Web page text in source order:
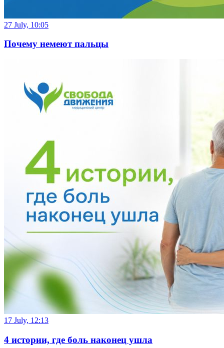
27 July, 10:05
Почему немеют пальцы
17 July, 12:13
4 истории, где боль наконец ушла